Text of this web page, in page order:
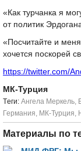
«Как турчанка я
от политик
«Посчитайте и
хочется поскорей
https://twitter.com/
МК-Турция
Tеги: Ангела Меркель,
Германия, МК-Турция,
Материалы по